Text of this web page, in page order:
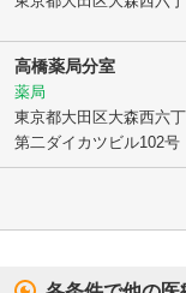
高橋薬局分室
薬局
東京都大田区大森西六
第二ダイカツビル102号